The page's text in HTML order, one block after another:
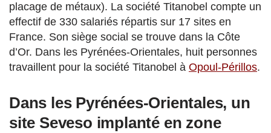
placage de métaux). La société Titanobel compte un
effectif de 330 salariés répartis sur 17 sites en
France. Son siège social se trouve dans la Côte
d’Or. Dans les Pyrénées-Orientales, huit personnes
travaillent pour la société Titanobel à Opoul-Périllos.
Dans les Pyrénées-Orientales, un
site Seveso implanté en zone